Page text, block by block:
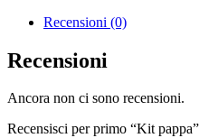
Recensioni (0)
Recensioni
Ancora non ci sono recensioni.
Recensisci per primo “Kit pappa”